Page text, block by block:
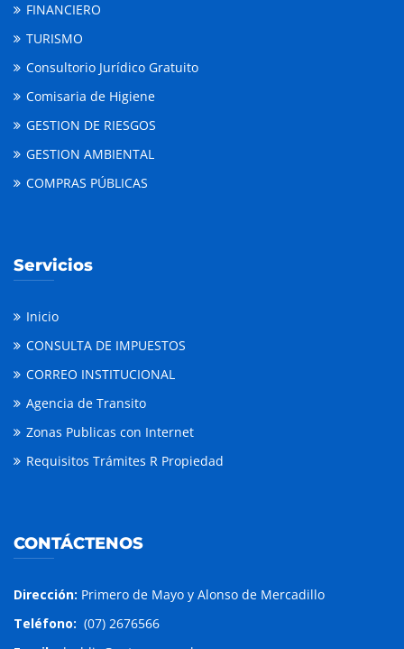
FINANCIERO
TURISMO
Consultorio Jurídico Gratuito
Comisaria de Higiene
GESTION DE RIESGOS
GESTION AMBIENTAL
COMPRAS PÚBLICAS
Servicios
Inicio
CONSULTA DE IMPUESTOS
CORREO INSTITUCIONAL
Agencia de Transito
Zonas Publicas con Internet
Requisitos Trámites R Propiedad
CONTÁCTENOS
Dirección: Primero de Mayo y Alonso de Mercadillo
Teléfono: (07) 2676566